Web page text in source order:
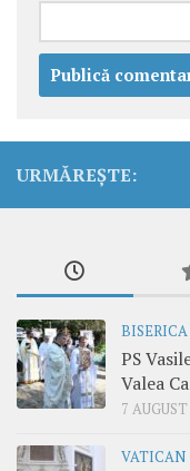
URMĂREȘTE:
PS
Valea
7
VATICAN